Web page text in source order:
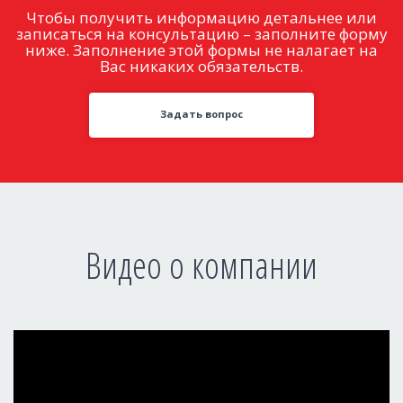
Чтобы получить информацию детальнее или
записаться на консультацию – заполните форму
ниже. Заполнение этой формы не налагает на
Вас никаких обязательств.
Задать вопрос
Видео о компании